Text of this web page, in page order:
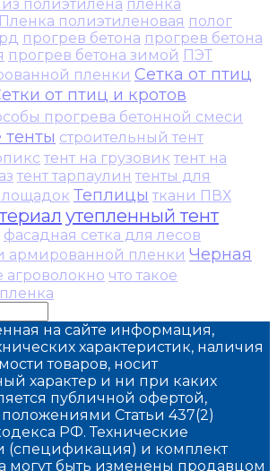
полиэтилена пленка
Пленка полиэтиленовая полог
прогрев бетона прогрев бетона
прогрев бетона зимой ПЭТ
пленки Сетка от птиц
от птиц и кротов
прогрева бетонной смеси
тенты строительный тент
тент на грузовик тент на
тент тарпаулин тенты для
Теплицы ткани ПВХ
утепленный тент
фасадная сетка для лесов
армированной пленки Черная
агроволокно что такое
на сайте информация,
характеристик, наличия
товаров, носит
характер и ни при каких
публичной офертой,
Статьи 437(2)
РФ. Технические
(спецификация) и комплект
могут быть изменены продавцом